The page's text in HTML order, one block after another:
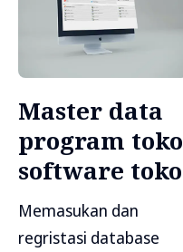
Master data
program toko
software toko
Memasukan dan
regristasi database